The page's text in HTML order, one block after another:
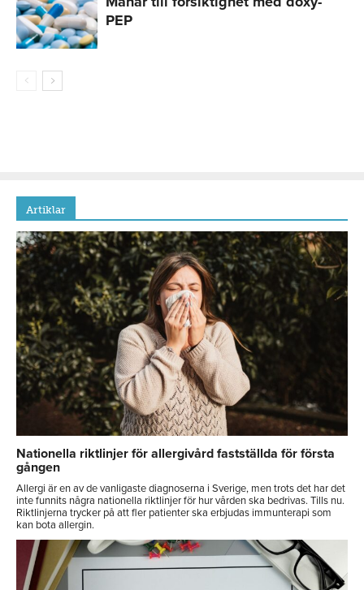
PEP
Artiklar
Nationella riktlinjer för allergivård fastställda för första
gången
Allergi är en av de vanligaste diagnoserna i Sverige, men trots det har det
inte funnits några nationella riktlinjer för hur vården ska bedrivas. Tills nu.
Riktlinjerna trycker på att fler patienter ska erbjudas immunterapi som
kan bota allergin.